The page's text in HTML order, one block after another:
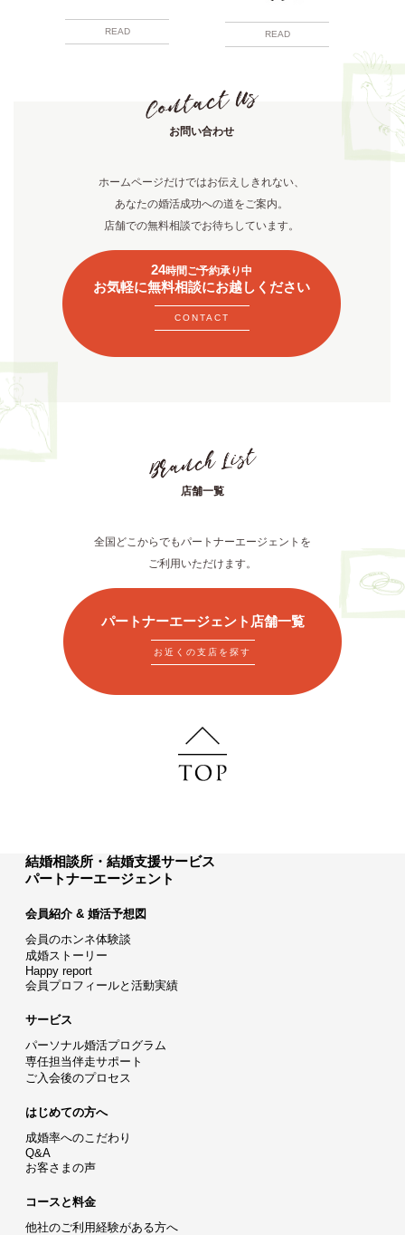
READ READ
お問い合わせ
ホームページだけではお伝えしきれない、
あなたの婚活成功への道をご案内。
店舗での無料相談でお待ちしています。
24時間ご予約承り中
お気軽に無料相談にお越しください
CONTACT
店舗一覧
全国どこからでもパートナーエージェントを
ご利用いただけます。
パートナーエージェント店舗一覧
お近くの支店を探す
結婚相談所・結婚支援サービス
パートナーエージェント
会員紹介 & 婚活予想図
会員のホンネ体験談
成婚ストーリー
Happy report
会員プロフィールと活動実績
サービス
パーソナル婚活プログラム
専任担当伴走サポート
ご入会後のプロセス
はじめての方へ
成婚率へのこだわり
Q&A
お客さまの声
コースと料金
他社のご利用経験がある方へ